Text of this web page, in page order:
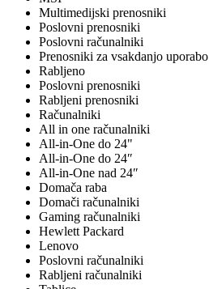
Multimedijski prenosniki
Poslovni prenosniki
Poslovni računalniki
Prenosniki za vsakdanjo uporabo
Rabljeno
Poslovni prenosniki
Rabljeni prenosniki
Računalniki
All in one računalniki
All-in-One do 24"
All-in-One do 24″
All-in-One nad 24″
Domača raba
Domači računalniki
Gaming računalniki
Hewlett Packard
Lenovo
Poslovni računalniki
Rabljeni računalniki